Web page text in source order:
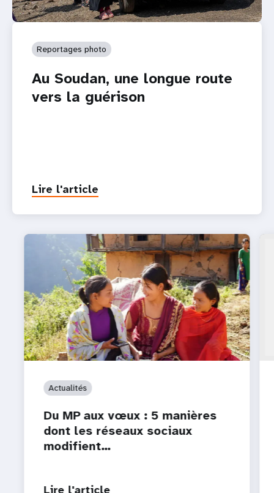
Reportages photo
Au Soudan, une longue route
vers la guérison
Lire l'article
Actualités
Du MP aux vœux : 5 manières
dont les réseaux sociaux
modifient…
Lire l'article